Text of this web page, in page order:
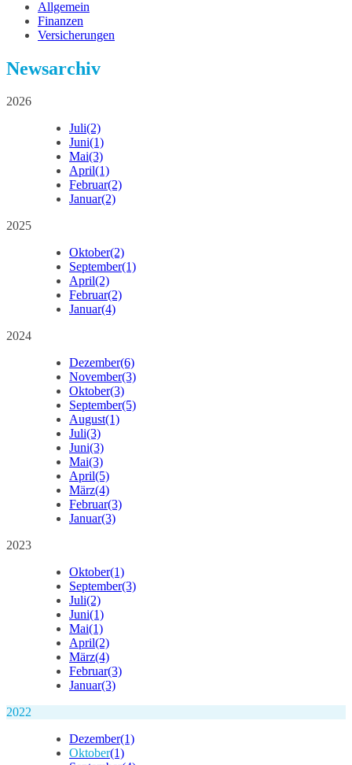
Allgemein
Finanzen
Versicherungen
Newsarchiv
2026
Juli(2)
Juni(1)
Mai(3)
April(1)
Februar(2)
Januar(2)
2025
Oktober(2)
September(1)
April(2)
Februar(2)
Januar(4)
2024
Dezember(6)
November(3)
Oktober(3)
September(5)
August(1)
Juli(3)
Juni(3)
Mai(3)
April(5)
März(4)
Februar(3)
Januar(3)
2023
Oktober(1)
September(3)
Juli(2)
Juni(1)
Mai(1)
April(2)
März(4)
Februar(3)
Januar(3)
2022
Dezember(1)
Oktober(1)